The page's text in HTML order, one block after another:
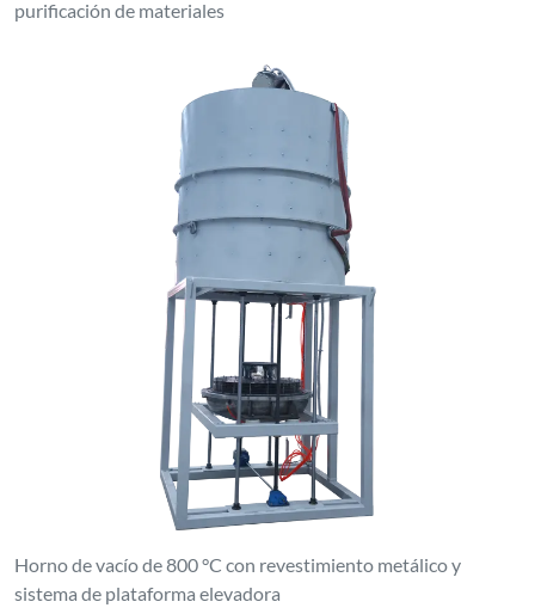
purificación de materiales
Horno de vacío de 800 °C con revestimiento metálico y
sistema de plataforma elevadora